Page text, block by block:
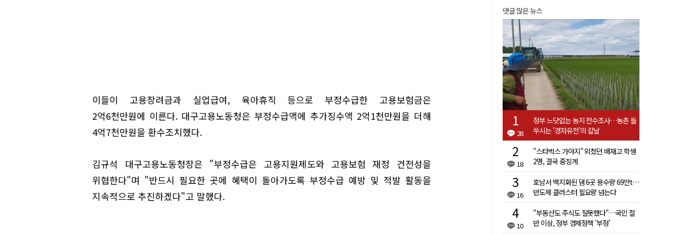
이들이 고용장려금과 실업급여, 육아휴직 등으로 부정수급한 고용보험금은
2억6천만원에 이른다. 대구고용노동청은 부정수급액에 추가징수액 2억1천만원을 더해
4억7천만원을 환수조치했다.
김규석 대구고용노동청장은 "부정수급은 고용지원제도와 고용보험 재정 건전성을
위협한다"며 "반드시 필요한 곳에 혜택이 돌아가도록 부정수급 예방 및 적발 활동을
지속적으로 추진하겠다"고 말했다.
댓글 많은 뉴스
28
정부 느닷없는 농지 전수조사…농촌 들
쑤시는 '경자유전'의 칼날
18
"스타벅스 가야지" 외쳤던 배재고 학생
2명, 결국 중징계
16
호남서 백지화된 댐 6곳 용수량 69만t…
반도체 클러스터 필요량 넘는다
10
"부동산도 주식도 잘못했다"…국민 절
반 이상, 정부 경제정책 '부정'